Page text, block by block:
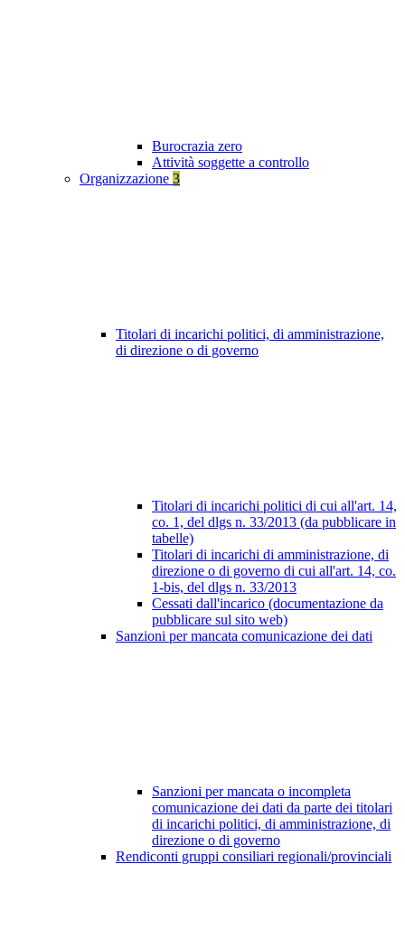
Burocrazia zero
Attività soggette a controllo
Organizzazione 3
Titolari di incarichi politici, di amministrazione,
di direzione o di governo
Titolari di incarichi politici di cui all'art. 14,
co. 1, del dlgs n. 33/2013 (da pubblicare in
tabelle)
Titolari di incarichi di amministrazione, di
direzione o di governo di cui all'art. 14, co.
1-bis, del dlgs n. 33/2013
Cessati dall'incarico (documentazione da
pubblicare sul sito web)
Sanzioni per mancata comunicazione dei dati
Sanzioni per mancata o incompleta
comunicazione dei dati da parte dei titolari
di incarichi politici, di amministrazione, di
direzione o di governo
Rendiconti gruppi consiliari regionali/provinciali